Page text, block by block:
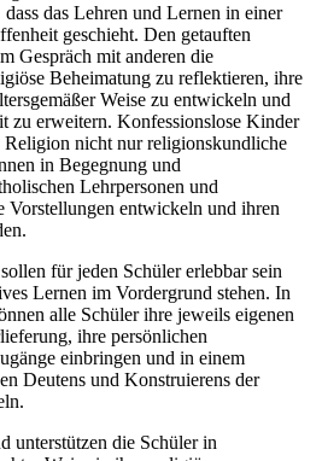
das Lehren und Lernen in einer
geschieht. Den getauften
Gespräch mit anderen die
Beheimatung zu reflektieren, ihre
Weise zu entwickeln und
zu erweitern. Konfessionslose Kinder
nicht nur religionskundliche
in Begegnung und
Lehrpersonen und
Vorstellungen entwickeln und ihren
für jeden Schüler erlebbar sein
Lernen im Vordergrund stehen. In
alle Schüler ihre jeweils eigenen
ihre persönlichen
einbringen und in einem
Deutens und Konstruierens der
unterstützen die Schüler in